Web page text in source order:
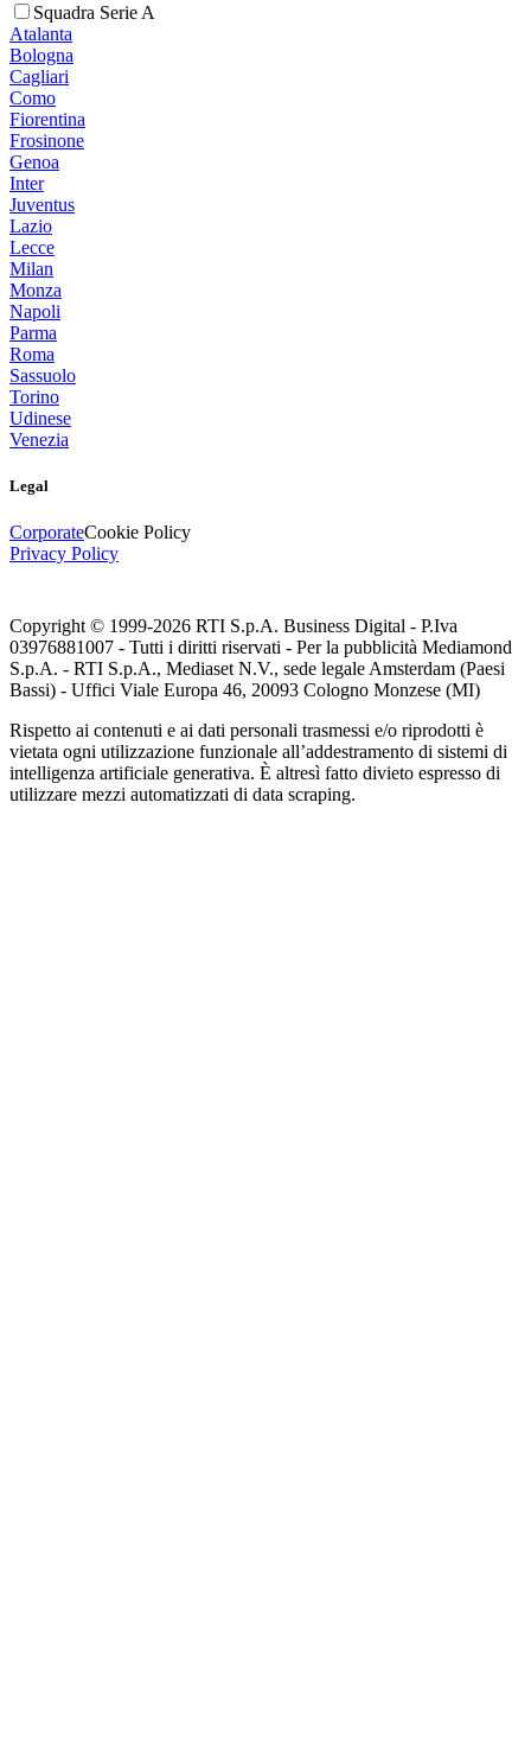
Squadra Serie A
Atalanta
Bologna
Cagliari
Como
Fiorentina
Frosinone
Genoa
Inter
Juventus
Lazio
Lecce
Milan
Monza
Napoli
Parma
Roma
Sassuolo
Torino
Udinese
Venezia
Legal
CorporateCookie Policy
Privacy Policy
Copyright © 1999-2026 RTI S.p.A. Business Digital - P.Iva
03976881007 - Tutti i diritti riservati - Per la pubblicità Mediamond
S.p.A. - RTI S.p.A., Mediaset N.V., sede legale Amsterdam (Paesi
Bassi) - Uffici Viale Europa 46, 20093 Cologno Monzese (MI)
Rispetto ai contenuti e ai dati personali trasmessi e/o riprodotti è
vietata ogni utilizzazione funzionale all’addestramento di sistemi di
intelligenza artificiale generativa. È altresì fatto divieto espresso di
utilizzare mezzi automatizzati di data scraping.